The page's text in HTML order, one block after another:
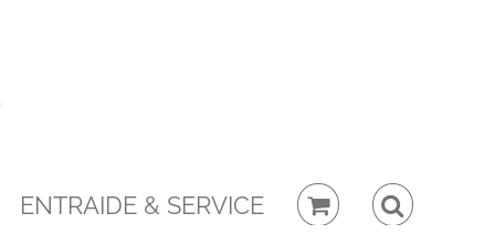
ENTRAIDE & SERVICE